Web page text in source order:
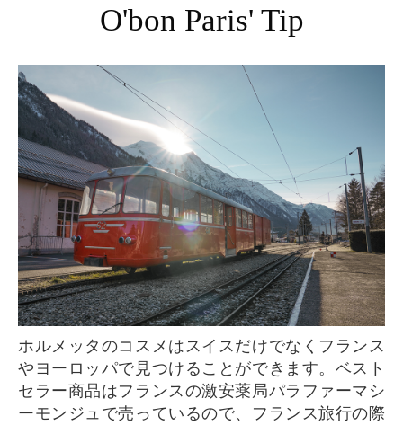
O'bon Paris' Tip
ホルメッタのコスメはスイスだけでなくフランス
やヨーロッパで見つけることができます。ベスト
セラー商品はフランスの激安薬局パラファーマシ
ーモンジュで売っているので、フランス旅行の際